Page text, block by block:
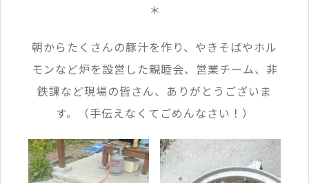
＊
朝からたくさんの豚汁を作り、やきそばやホル
モンなど炉を設営した親睦会、営業チーム、非
鉄課など現場の皆さん、ありがとうございま
す。（手伝えなくてごめんなさい！）